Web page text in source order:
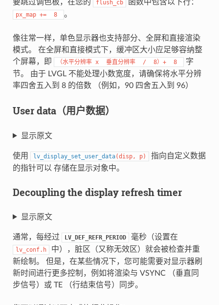
要跳过调色板，在您的 flush_cb 函数中包含以下行：
px_map += 8 。
像往常一样，单色显示器也支持部分、全屏和直接渲染
模式。 在全屏和直接模式下，缓冲区大小应足够容纳整
个屏幕，即
（水平分辨率 x 垂直分辨率 / 8）+ 8
字
节。 由于 LVGL 不能处理小数宽度，请确保将水平分辨
率四舍五入到 8 的倍数 （例如，90 四舍五入到 96）
User data（用户数据）
显示原文
使用 lv_display_set_user_data(disp, p)
指向自定义数据
的指针可以 存储在显示对象中。
Decoupling the display refresh timer
显示原文
通常，每经过 LV_DEF_REFR_PERIOD 毫秒（设置在
lv_conf.h
中），脏区（又称无效区）就会被检查并重
新绘制。 但是，在某些情况下，您可能需要对显示器刷
新时间进行更多控制，例如将渲染与 VSYNC （垂直同
步信号）或 TE （行结束信号）同步。